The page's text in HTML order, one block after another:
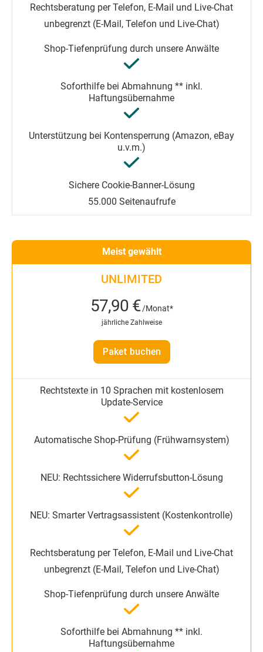
unbegrenzt (E-Mail, Telefon und Live-Chat)
55.000 Seitenaufrufe
Meist gewählt
UNLIMITED
57,90 € /Monat*
jährliche Zahlweise
Paket buchen
unbegrenzt (E-Mail, Telefon und Live-Chat)